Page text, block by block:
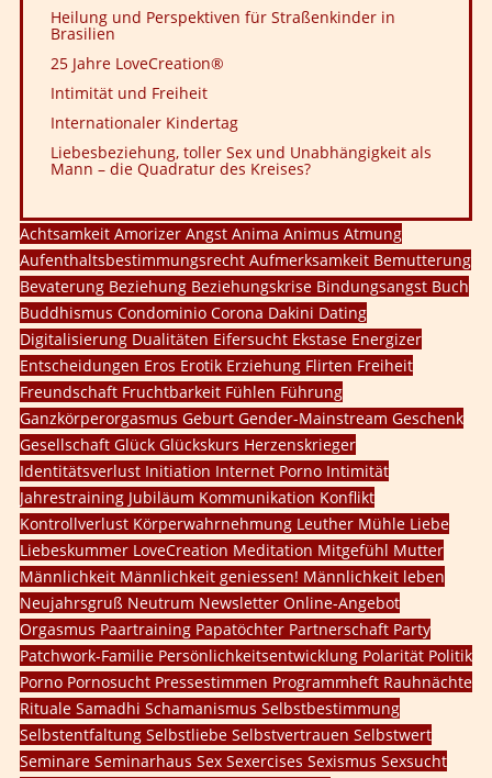
Heilung und Perspektiven für Straßenkinder in
Brasilien
25 Jahre LoveCreation®
Intimität und Freiheit
Internationaler Kindertag
Liebesbeziehung, toller Sex und Unabhängigkeit als
Mann – die Quadratur des Kreises?
Achtsamkeit Amorizer Angst Anima Animus Atmung
Aufenthaltsbestimmungsrecht Aufmerksamkeit Bemutterung
Bevaterung Beziehung Beziehungskrise Bindungsangst Buch
Buddhismus Condominio Corona Dakini Dating
Digitalisierung Dualitäten Eifersucht Ekstase Energizer
Entscheidungen Eros Erotik Erziehung Flirten Freiheit
Freundschaft Fruchtbarkeit Fühlen Führung
Ganzkörperorgasmus Geburt Gender-Mainstream Geschenk
Gesellschaft Glück Glückskurs Herzenskrieger
Identitätsverlust Initiation Internet Porno Intimität
Jahrestraining Jubiläum Kommunikation Konflikt
Kontrollverlust Körperwahrnehmung Leuther Mühle Liebe
Liebeskummer LoveCreation Meditation Mitgefühl Mutter
Männlichkeit Männlichkeit geniessen! Männlichkeit leben
Neujahrsgruß Neutrum Newsletter Online-Angebot
Orgasmus Paartraining Papatöchter Partnerschaft Party
Patchwork-Familie Persönlichkeitsentwicklung Polarität Politik
Porno Pornosucht Pressestimmen Programmheft Rauhnächte
Rituale Samadhi Schamanismus Selbstbestimmung
Selbstentfaltung Selbstliebe Selbstvertrauen Selbstwert
Seminare Seminarhaus Sex Sexercises Sexismus Sexsucht